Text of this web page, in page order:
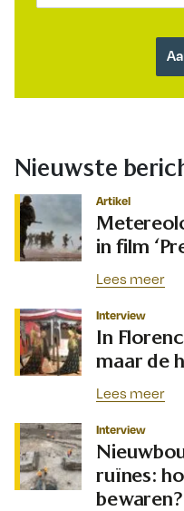
Nieuwste
Artikel
in film
Lees meer
Interview
In
maar de
Lees meer
Interview
ruïnes:
bewaren?